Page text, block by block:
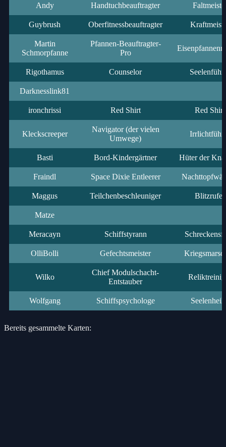
Andy Handtuchbeauftragter
Guybrush Oberfitnessbeauftragter
Martin
Schmorpfanne
Pfannen-Beauftragter-
Pro
Rigothamus Counselor
Darknesslink81
ironchrissi Red Shirt Red Shirt
Kleckscreeper
Navigator (der vielen
Umwege)
Basti Bord-Kindergärtner Hüter der
Fraindl Space Dixie Entleerer
Maggus Teilchenbeschleuniger Blitzrufer
Matze
Meracayn Schiffstyrann
OlliBolli Gefechtsmeister
Wilko
Chief Modulschacht-
Entstauber
Wolfgang Schiffspsychologe
Bereits gesammelte Karten: